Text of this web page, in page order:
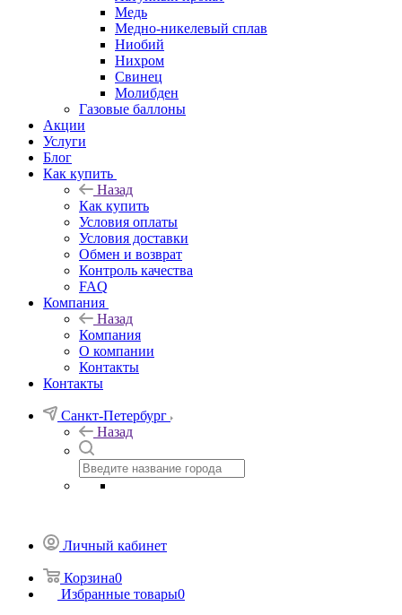
Медь
Медно-никелевый сплав
Ниобий
Нихром
Свинец
Молибден
Газовые баллоны
Акции
Услуги
Блог
Как купить
Назад
Как купить
Условия оплаты
Условия доставки
Обмен и возврат
Контроль качества
FAQ
Компания
Назад
Компания
О компании
Контакты
Контакты
Санкт-Петербург
Назад
Личный кабинет
Корзина0
Избранные товары0